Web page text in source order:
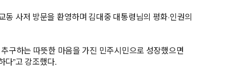
사저 방문을 환영하며 김대중 대통령님의 평화·인권의
구하는 따뜻한 마음을 가진 민주시민으로 성장했으면
다”고 강조했다.